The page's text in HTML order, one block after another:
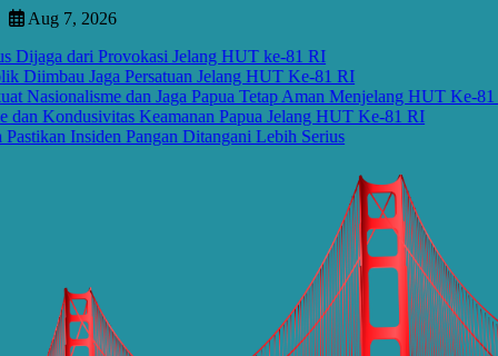
Skip
content
Aug 7, 2026
dari Provokasi Jelang HUT ke-81 RI
Jaga Persatuan Jelang HUT Ke-81 RI
dan Jaga Papua Tetap Aman Menjelang HUT Ke-81 RI
Keamanan Papua Jelang HUT Ke-81 RI
Insiden Pangan Ditangani Lebih Serius